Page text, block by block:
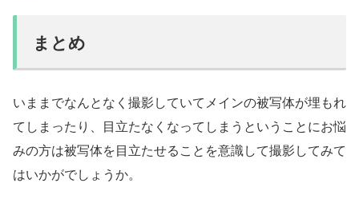
まとめ
いままでなんとなく撮影していてメインの被写体が埋もれ
てしまったり、目立たなくなってしまうということにお悩
みの方は被写体を目立たせることを意識して撮影してみて
はいかがでしょうか。